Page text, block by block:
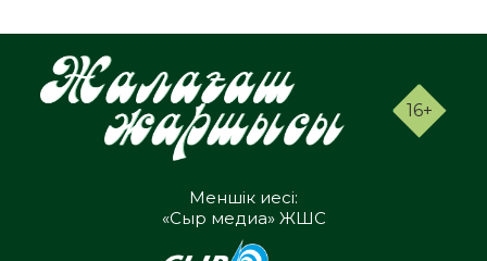
16+
Меншік иесі:
«Сыр медиа» ЖШС